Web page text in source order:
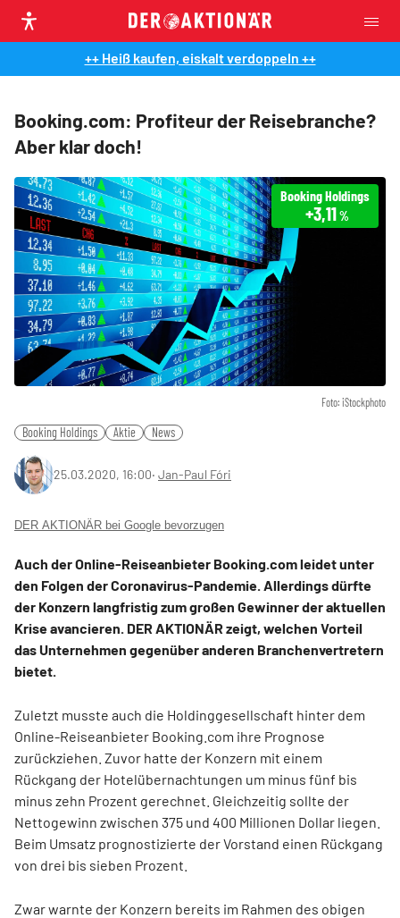
++ Heiß kaufen, eiskalt verdoppeln ++
Booking.com: Profiteur der Reisebranche?
Aber klar doch!
Foto: iStockphoto
Booking Holdings
+3,11 %
Booking Holdings Aktie News
25.03.2020, 16:00‧ Jan-Paul Fóri
DER AKTIONÄR bei Google bevorzugen
Auch der Online-Reiseanbieter Booking.com leidet unter
den Folgen der Coronavirus-Pandemie. Allerdings dürfte
der Konzern langfristig zum großen Gewinner der aktuellen
Krise avancieren. DER AKTIONÄR zeigt, welchen Vorteil
das Unternehmen gegenüber anderen Branchenvertretern
bietet.
Zuletzt musste auch die Holdinggesellschaft hinter dem
Online-Reiseanbieter Booking.com ihre Prognose
zurückziehen. Zuvor hatte der Konzern mit einem
Rückgang der Hotelübernachtungen um minus fünf bis
minus zehn Prozent gerechnet. Gleichzeitig sollte der
Nettogewinn zwischen 375 und 400 Millionen Dollar liegen.
Beim Umsatz prognostizierte der Vorstand einen Rückgang
von drei bis sieben Prozent.
Zwar warnte der Konzern bereits im Rahmen des obigen